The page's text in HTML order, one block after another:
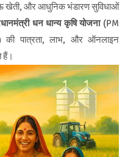
खेती, और आधुनिक भंडारण सुविधाओं
धन धान्य कृषि योजना(PM
की पात्रता, लाभ, और ऑनलाइन
हैं।